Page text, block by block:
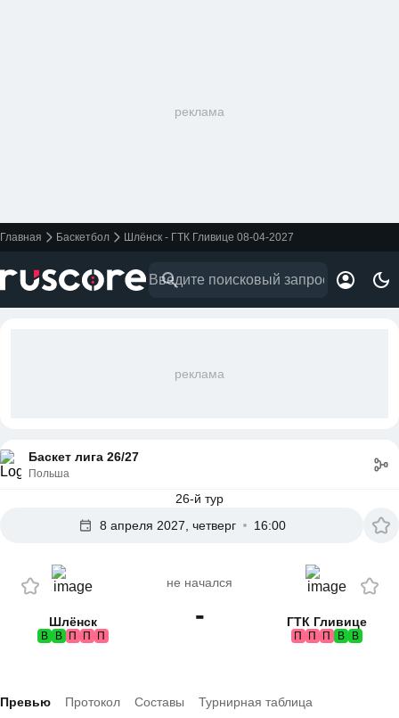
реклама
Главная Баскетбол Шлёнск - ГТК Гливице 08-04-2027
реклама
Баскет лига 26/27
Польша
26-й тур
8 апреля 2027, четверг
16:00
Шлёнск
В В П П П
не начался
- ГТК Гливице
П П П В В
Превью Протокол Составы Турнирная таблица